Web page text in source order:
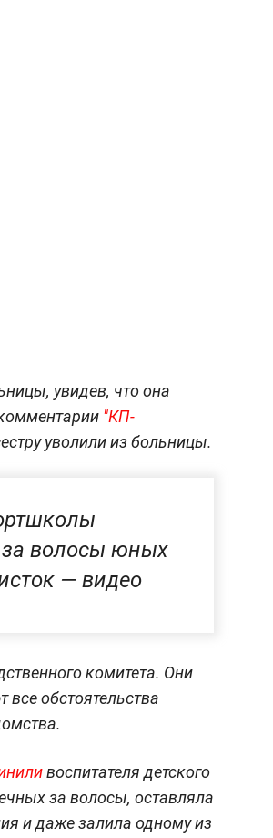
увидев, что она
"КП-
уволили из больницы.
за волосы юных
— видео
комитета. Они
обстоятельства
воспитателя детского
за волосы, оставляла
и даже залила одному из